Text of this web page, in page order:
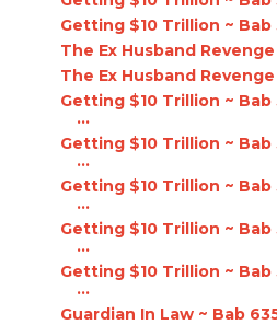
Getting $10 Trillion ~ Bab
The Ex Husband Revenge
The Ex Husband Revenge
Getting $10 Trillion ~ Bab
...
Getting $10 Trillion ~ Bab
...
Getting $10 Trillion ~ Bab
...
Getting $10 Trillion ~ Bab
...
Getting $10 Trillion ~ Bab
...
Guardian In Law ~ Bab